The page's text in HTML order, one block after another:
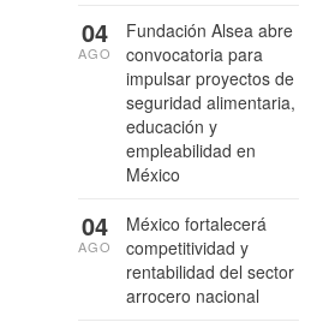
Fundación Alsea abre
convocatoria para
impulsar proyectos de
seguridad alimentaria,
educación y
empleabilidad en
México
04
AGO
México fortalecerá
competitividad y
rentabilidad del sector
arrocero nacional
04
AGO